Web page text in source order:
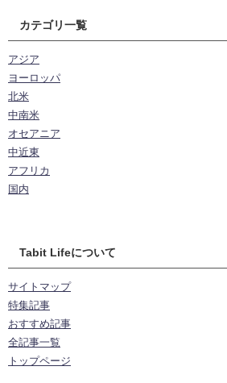
カテゴリ一覧
アジア
ヨーロッパ
北米
中南米
オセアニア
中近東
アフリカ
国内
Tabit Lifeについて
サイトマップ
特集記事
おすすめ記事
全記事一覧
トップページ